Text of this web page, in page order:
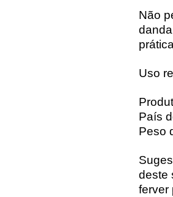
Não
Uso
País
Peso
deste
ferver